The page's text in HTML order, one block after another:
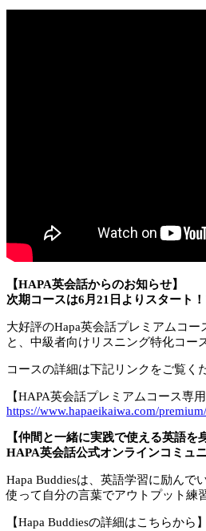
【HAPA英会話からのお知らせ】
次期コースは6月21日よりスタート
大好評のHapa英会話プレミアムコ
と、中級者向けリスニング特化コー
コースの詳細は下記リンクをご覧く
【HAPA英会話プレミアムコース専用
https://www.hapaeikaiwa.com/premium/
【仲間と一緒に実践で使える英語を
HAPA英会話公式オンラインコミュ
Hapa Buddiesは、英語学習に励ん
使って自分の言葉でアウトプット練
【Hapa Buddiesの詳細はこちらから】